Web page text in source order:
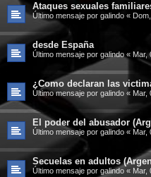
Ataques sexuales
Último mensaje por galindo «
desde España
Último mensaje por galindo « Mar,
¿Como declaran las
Último mensaje por galindo « Mar,
El poder del abusador
Último mensaje por galindo « Mar,
Secuelas en adultos
Último mensaje por galindo « Mar,